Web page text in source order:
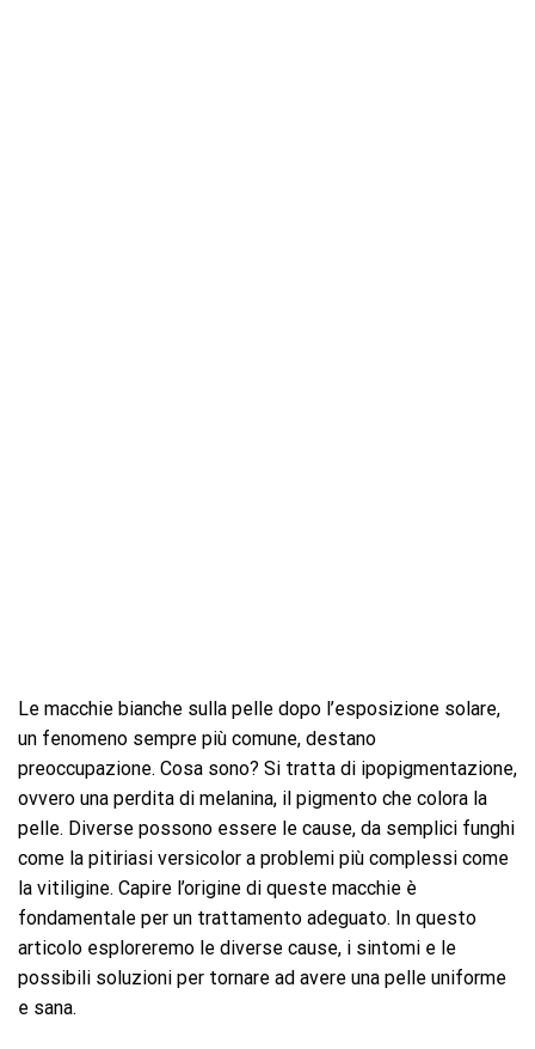
Le macchie bianche sulla pelle dopo l’esposizione solare,
un fenomeno sempre più comune, destano
preoccupazione. Cosa sono? Si tratta di ipopigmentazione,
ovvero una perdita di melanina, il pigmento che colora la
pelle. Diverse possono essere le cause, da semplici funghi
come la pitiriasi versicolor a problemi più complessi come
la vitiligine. Capire l’origine di queste macchie è
fondamentale per un trattamento adeguato. In questo
articolo esploreremo le diverse cause, i sintomi e le
possibili soluzioni per tornare ad avere una pelle uniforme
e sana.